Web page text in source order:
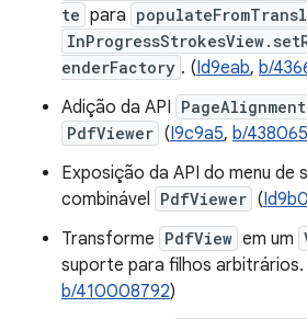
te para
enderFactory . (Id9eab, b/
Adição da API PageAlignment
PdfViewer (I9c9a5, b/
Exposição da API do menu de
combinável PdfViewer (
Transforme PdfView em um
suporte para filhos arbitrários.
b/410008792)